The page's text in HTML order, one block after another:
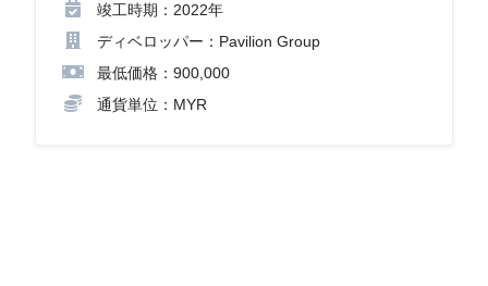
竣工時期：2022年
ディベロッパー：Pavilion Group
最低価格：900,000
通貨単位：MYR